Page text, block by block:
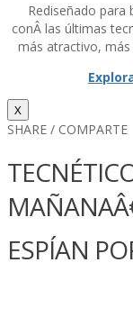
Rediseñado para
conÂ las últimas
más atractivo,
X
SHARE / COMPARTE
ESPÍ­AN